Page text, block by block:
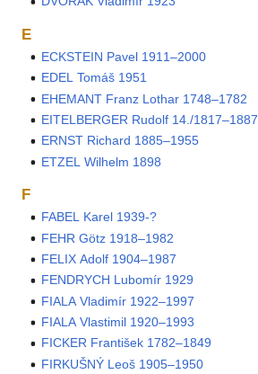
E
ECKSTEIN Pavel 1911–2000
EDEL Tomáš 1951
EHEMANT Franz Lothar 1748–1782
EITELBERGER Rudolf 14./1817–1887
ERNST Richard 1885–1955
ETZEL Wilhelm 1898
F
FABEL Karel 1939-?
FEHR Götz 1918–1982
FELIX Adolf 1904–1987
FENDRYCH Lubomír 1929
FIALA Vladimír 1922–1997
FIALA Vlastimil 1920–1993
FICKER František 1782–1849
FIRKUŠNÝ Leoš 1905–1950